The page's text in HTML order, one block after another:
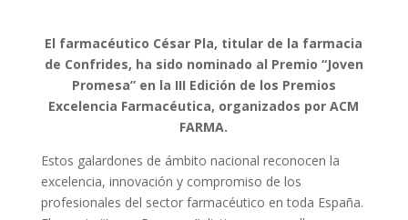
El farmacéutico César Pla, titular de la farmacia
de Confrides, ha sido nominado al Premio “Joven
Promesa” en la III Edición de los Premios
Excelencia Farmacéutica, organizados por ACM
FARMA.
Estos galardones de ámbito nacional reconocen la
excelencia, innovación y compromiso de los
profesionales del sector farmacéutico en toda España.